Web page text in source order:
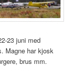
23 juni med
Magne har kjosk
brus mm.